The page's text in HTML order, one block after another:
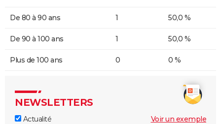
De 80 à 90 ans 1 50,0 %
De 90 à 100 ans 1 50,0 %
Plus de 100 ans 0 0 %
NEWSLETTERS
Actualité
Voir un exemple